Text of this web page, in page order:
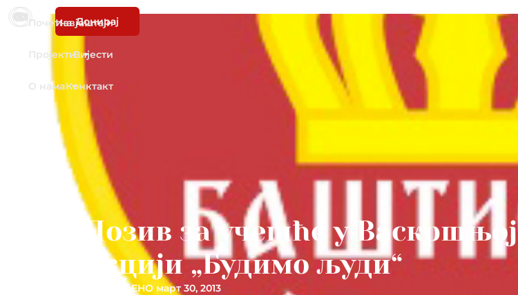
Почетна
Пројекти
О нама
Извјештаји
Вијести
Конктакт
Донирај
Позив за учешће у Васкршњој
акцији „Будимо људи“
ОБЈАВЉЕНО март 30, 2013